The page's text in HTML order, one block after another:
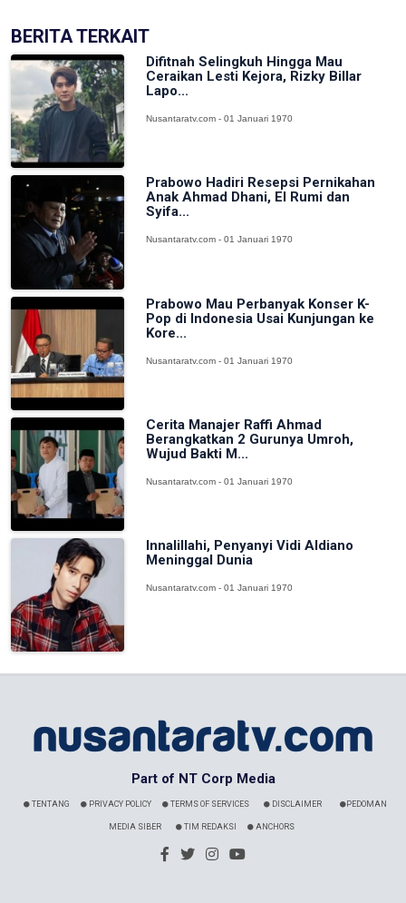
BERITA TERKAIT
Difitnah Selingkuh Hingga Mau
Ceraikan Lesti Kejora, Rizky Billar
Lapo...
Nusantaratv.com - 01 Januari 1970
Prabowo Hadiri Resepsi Pernikahan
Anak Ahmad Dhani, El Rumi dan
Syifa...
Nusantaratv.com - 01 Januari 1970
Prabowo Mau Perbanyak Konser K-
Pop di Indonesia Usai Kunjungan ke
Kore...
Nusantaratv.com - 01 Januari 1970
Cerita Manajer Raffi Ahmad
Berangkatkan 2 Gurunya Umroh,
Wujud Bakti M...
Nusantaratv.com - 01 Januari 1970
Innalillahi, Penyanyi Vidi Aldiano
Meninggal Dunia
Nusantaratv.com - 01 Januari 1970
Part of NT Corp Media
TENTANG PRIVACY POLICY TERMS OF SERVICES DISCLAIMER PEDOMAN
MEDIA SIBER TIM REDAKSI ANCHORS